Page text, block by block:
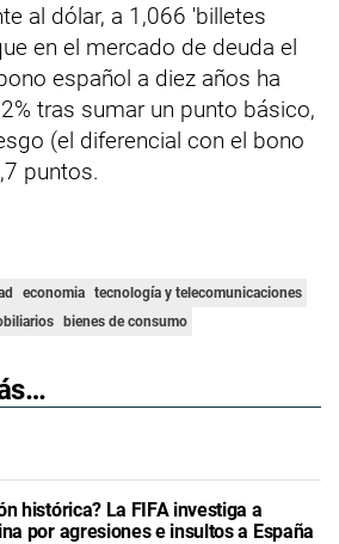
al dólar, a 1,066 'billetes
en el mercado de deuda el
español a diez años ha
tras sumar un punto básico,
(el diferencial con el bono
puntos.
economia tecnología y telecomunicaciones
bienes de consumo
histórica? La FIFA investiga a
por agresiones e insultos a España